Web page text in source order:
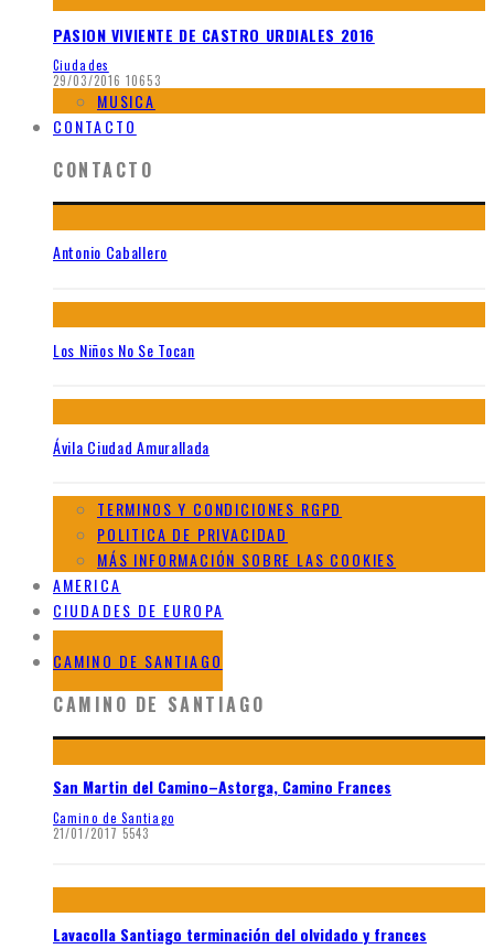
PASION VIVIENTE DE CASTRO URDIALES 2016
Ciudades
29/03/2016 10653
MUSICA
CONTACTO
CONTACTO
Antonio Caballero
Los Niños No Se Tocan
Ávila Ciudad Amurallada
TERMINOS Y CONDICIONES RGPD
POLITICA DE PRIVACIDAD
MÁS INFORMACIÓN SOBRE LAS COOKIES
AMERICA
CIUDADES DE EUROPA
GALERIAS DE AFRICA
CAMINO DE SANTIAGO
CAMINO DE SANTIAGO
San Martin del Camino–Astorga, Camino Frances
Camino de Santiago
21/01/2017 5543
Lavacolla Santiago terminación del olvidado y frances